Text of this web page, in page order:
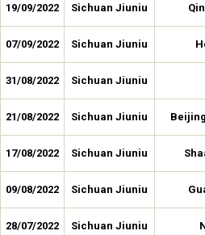
19/09/2022 Sichuan Jiuniu
07/09/2022 Sichuan Jiuniu
31/08/2022 Sichuan Jiuniu
21/08/2022 Sichuan Jiuniu
17/08/2022 Sichuan Jiuniu
09/08/2022 Sichuan Jiuniu
28/07/2022 Sichuan Jiuniu